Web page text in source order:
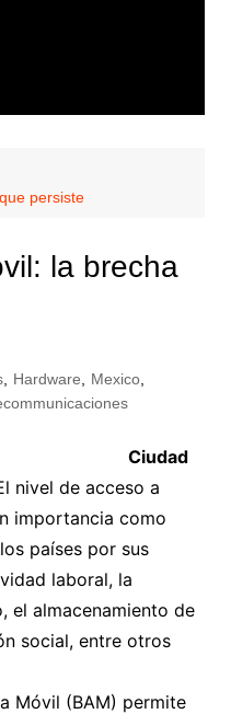
persiste
la brecha
, Hardware Mexico,
Ciudad
nivel de acceso a
importancia como
países por sus
laboral, la
el almacenamiento de
social, entre otros
Móvil (BAM) permite